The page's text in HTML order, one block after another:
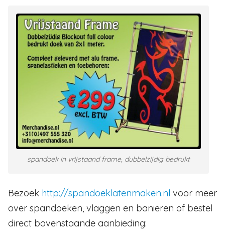
spandoek in vrijstaand frame, dubbelzijdig bedrukt
Bezoek http://spandoeklatenmaken.nl voor meer
over spandoeken, vlaggen en banieren of bestel
direct bovenstaande aanbieding: